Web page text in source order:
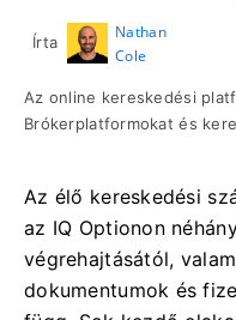
Írta
Nathan
Cole
Az online kereskedési
Brókerplatformokat és
Az élő kereskedési
az IQ Optionon
végrehajtásától,
dokumentumok és